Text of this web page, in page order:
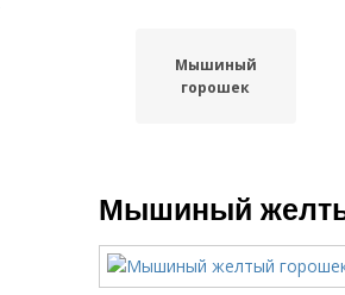
Мышиный
горошек
Мышиный